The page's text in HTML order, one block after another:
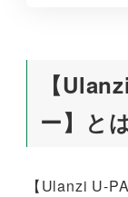
【
ー】と
【Ulanzi U-